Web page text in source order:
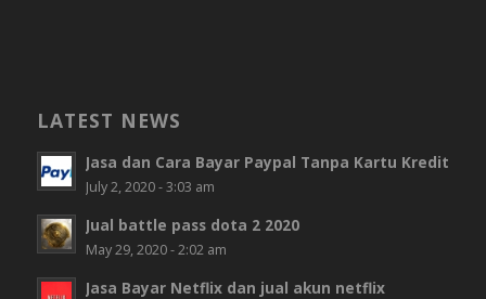
LATEST NEWS
Jasa dan Cara Bayar Paypal Tanpa Kartu Kredit
July 2, 2020 - 3:03 am
Jual battle pass dota 2 2020
May 29, 2020 - 2:02 am
Jasa Bayar Netflix dan jual akun netflix